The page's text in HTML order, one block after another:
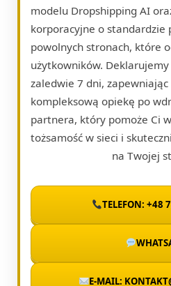
modelu Dropshipping AI
korporacyjne o standardzie
powolnych stronach, które
użytkowników.
zaledwie 7 dni,
kompleksową opiekę po
partnera, który pomoże Ci
tożsamość w sieci i
na Twojej
TELEFON: +48
E-MAIL: